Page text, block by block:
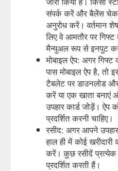
संपर्क करें और बैलेंस चेक
अनुरोध करें। वर्तमान
लिए वे आमतौर पर
मैन्युअल रूप से इनपुट
मोबाइल ऐप: अगर गिफ्ट
पास मोबाइल ऐप है, तो
टैबलेट पर डाउनलोड
करें या एक खाता बनाएं
उपहार कार्ड जोड़ें। ऐप
प्रदर्शित करनी चाहिए।
रसीद: अगर आपने
हाल ही में कोई
करें। कुछ रसीदें प्रत्येक
प्रदर्शित करती हैं।